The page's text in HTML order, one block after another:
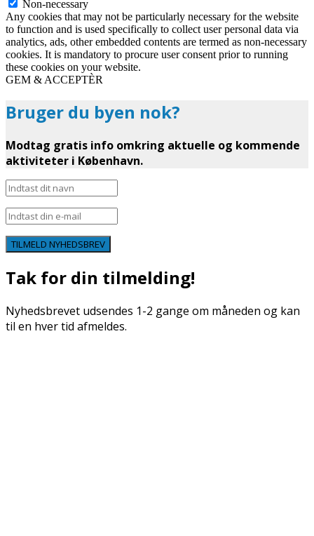
Non-necessary
Any cookies that may not be particularly necessary for the website
to function and is used specifically to collect user personal data via
analytics, ads, other embedded contents are termed as non-necessary
cookies. It is mandatory to procure user consent prior to running
these cookies on your website.
GEM & ACCEPTÈR
Bruger du byen nok?
Modtag gratis info omkring aktuelle og kommende
aktiviteter i København.
TILMELD NYHEDSBREV
Tak for din tilmelding!
Nyhedsbrevet udsendes 1-2 gange om måneden og kan
til en hver tid afmeldes.